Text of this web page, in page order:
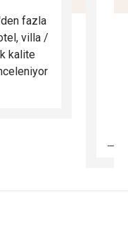
fazla
villa /
kalite